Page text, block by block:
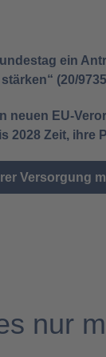
ein
(20/
neuen EU-
2028 Zeit, ihre
Versorgung
nur